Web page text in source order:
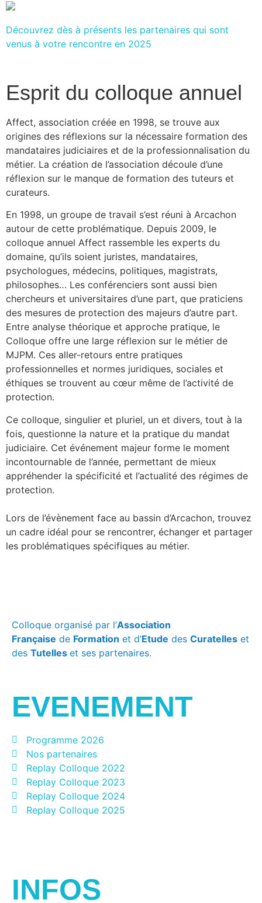
Découvrez dès à présents les partenaires qui sont
venus à votre rencontre en 2025
Esprit du colloque annuel
Affect, association créée en 1998, se trouve aux
origines des réflexions sur la nécessaire formation des
mandataires judiciaires et de la professionnalisation du
métier. La création de l’association découle d’une
réflexion sur le manque de formation des tuteurs et
curateurs.
En 1998, un groupe de travail s’est réuni à Arcachon
autour de cette problématique. Depuis 2009, le
colloque annuel Affect rassemble les experts du
domaine, qu’ils soient juristes, mandataires,
psychologues, médecins, politiques, magistrats,
philosophes… Les conférenciers sont aussi bien
chercheurs et universitaires d’une part, que praticiens
des mesures de protection des majeurs d’autre part.
Entre analyse théorique et approche pratique, le
Colloque offre une large réflexion sur le métier de
MJPM. Ces aller-retours entre pratiques
professionnelles et normes juridiques, sociales et
éthiques se trouvent au cœur même de l’activité de
protection.
Ce colloque, singulier et pluriel, un et divers, tout à la
fois, questionne la nature et la pratique du mandat
judiciaire. Cet événement majeur forme le moment
incontournable de l’année, permettant de mieux
appréhender la spécificité et l’actualité des régimes de
protection.
Lors de l’évènement face au bassin d’Arcachon, trouvez
un cadre idéal pour se rencontrer, échanger et partager
les problématiques spécifiques au métier.
Colloque organisé par l’Association
Française de Formation et d’Etude des Curatelles et
des Tutelles et ses partenaires.
EVENEMENT
Programme 2026
Nos partenaires
Replay Colloque 2022
Replay Colloque 2023
Replay Colloque 2024
Replay Colloque 2025
INFOS